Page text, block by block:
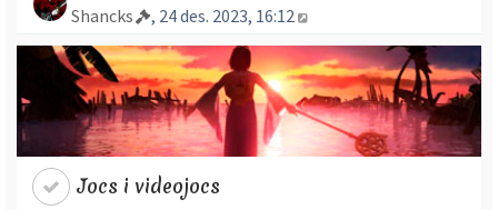
Shancks
, 24 des. 2023, 16:12
Jocs i videojocs